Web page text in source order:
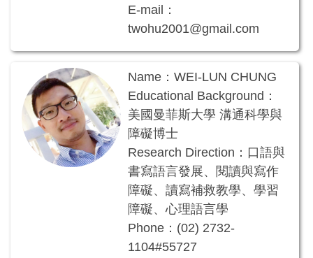
E-mail：
twohu2001@gmail.com
Name：WEI-LUN CHUNG
Educational Background：
美國曼菲斯大學 溝通科學與
障礙博士
Research Direction：口語與
書寫語言發展、閱讀與寫作
障礙、讀寫補救教學、學習
障礙、心理語言學
Phone：(02) 2732-
1104#55727